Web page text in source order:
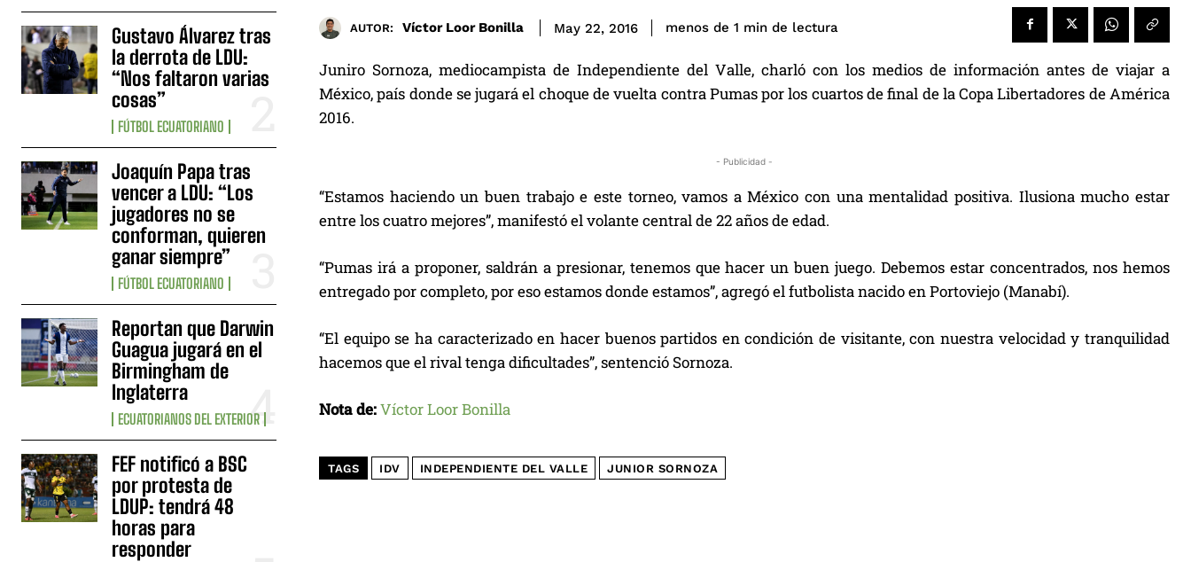
Gustavo Álvarez tras
la derrota de LDU:
“Nos faltaron varias
cosas”
FÚTBOL ECUATORIANO
Joaquín Papa tras
vencer a LDU: “Los
jugadores no se
conforman, quieren
ganar siempre”
FÚTBOL ECUATORIANO
Reportan que Darwin
Guagua jugará en el
Birmingham de
Inglaterra
ECUATORIANOS DEL EXTERIOR
FEF notificó a BSC
por protesta de
LDUP: tendrá 48
horas para
responder
AUTOR: Víctor Loor Bonilla May 22, 2016 menos de 1 min de lectura
Juniro Sornoza, mediocampista de Independiente del Valle, charló con los medios de información antes de viajar a
México, país donde se jugará el choque de vuelta contra Pumas por los cuartos de final de la Copa Libertadores de América
2016.
- Publicidad -
“Estamos haciendo un buen trabajo e este torneo, vamos a México con una mentalidad positiva. Ilusiona mucho estar
entre los cuatro mejores”, manifestó el volante central de 22 años de edad.
“Pumas irá a proponer, saldrán a presionar, tenemos que hacer un buen juego. Debemos estar concentrados, nos hemos
entregado por completo, por eso estamos donde estamos”, agregó el futbolista nacido en Portoviejo (Manabí).
“El equipo se ha caracterizado en hacer buenos partidos en condición de visitante, con nuestra velocidad y tranquilidad
hacemos que el rival tenga dificultades”, sentenció Sornoza.
Nota de:Víctor Loor Bonilla
TAGS IDV INDEPENDIENTE DEL VALLE JUNIOR SORNOZA